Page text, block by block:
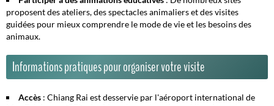
proposent des ateliers, des spectacles animaliers et des visites
guidées pour mieux comprendre le mode de vie et les besoins des
animaux.
Informations pratiques pour organiser votre visite
Accès : Chiang Rai est desservie par l'aéroport international de